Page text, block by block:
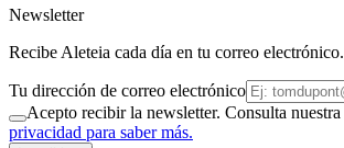
Newsletter
Recibe Aleteia cada día en tu correo electrónico.
Tu dirección de correo electrónico
Acepto recibir la newsletter. Consulta nuestra
privacidad para saber más.